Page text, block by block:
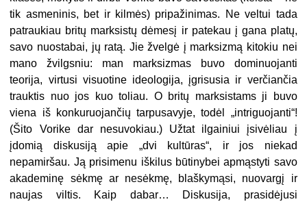
tik asmeninis, bet ir kilmės) pripažinimas. Ne veltui tada
patraukiau britų marksistų dėmesį ir patekau į gana platų,
savo nuostabai, jų ratą. Jie žvelgė į marksizmą kitokiu nei
mano žvilgsniu: man marksizmas buvo dominuojanti
teorija, virtusi visuotine ideologija, įgrisusia ir verčiančia
trauktis nuo jos kuo toliau. O britų marksistams ji buvo
viena iš konkuruojančių tarpusavyje, todėl „intriguojanti“!
(Šito Vorike dar nesuvokiau.) Užtat ilgainiui įsivėliau į
įdomią diskusiją apie „dvi kultūras“, ir jos niekad
nepamiršau. Ją prisimenu iškilus būtinybei apmąstyti savo
akademinę sėkmę ar nesėkmę, blaškymąsi, nuovargį ir
naujas viltis. Kaip dabar… Diskusija, prasidėjusi